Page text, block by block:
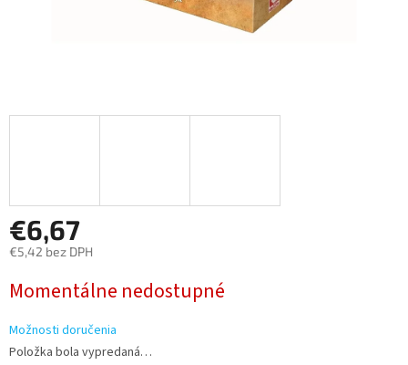
€6,67
€5,42 bez DPH
cena:
Momentálne nedostupné
Možnosti doručenia
Položka bola vypredaná…